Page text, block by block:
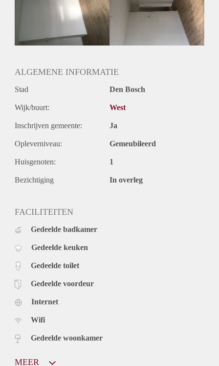
Per direct beschikbaar.
Huurtermijn is per jaar en per jaar te verlengen.
ALGEMENE INFORMATIE
Stad Den Bosch
Wijk/buurt: West
Inschrijven gemeente: Ja
Opleverniveau: Gemeubileerd
Huisgenoten: 1
Bezichtiging In overleg
FACILITEITEN
Gedeelde badkamer
Gedeelde keuken
Gedeelde toilet
Gedeelde voordeur
Internet
Wifi
Gedeelde woonkamer
MEER